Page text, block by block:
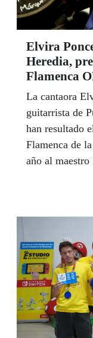
Elvira
Heredia,
Flamenca
La cantaora
guitarrista de
han resultado
Flamenca de
año al
de Mairena